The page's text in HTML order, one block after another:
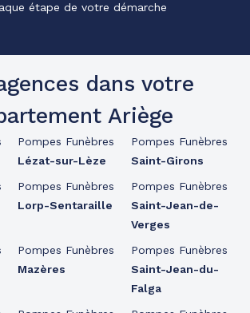
étape de votre démarche
dans votre
Ariège
Pompes Funèbres
Lézat-sur-Lèze
Pompes Funèbres
Lorp-Sentaraille
Pompes Funèbres
Mazères
Pompes Funèbres
Saint-Girons
Pompes Funèbres
Saint-Jean-de-
Verges
Pompes Funèbres
Saint-Jean-du-
Falga